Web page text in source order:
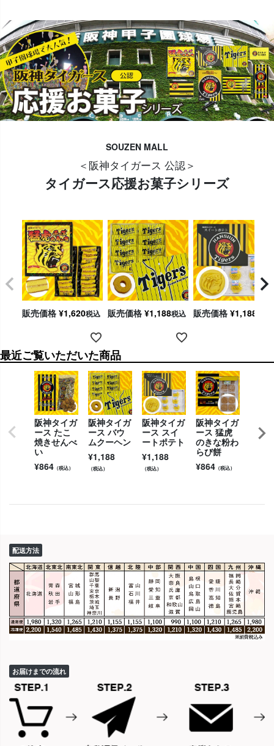
SOUZEN MALL
＜阪神タイガース 公認＞
タイガース応援お菓子シリーズ
販売価格 ¥1,620税込 販売価格 ¥1,188税込 販売価格 ¥1,188
最近ご覧いただいた商品
阪神タイガ
ース たこ
焼きせんべ
い
¥864 （税込）
阪神タイガ
ース バウ
ムクーヘン
¥1,188
（税込）
阪神タイガ
ース スイ
ートポテト
¥1,188
（税込）
阪神タイガ
ース 猛虎
のきな粉わ
らび餅
¥864 （税込）
ース
んべ
配送方法
お届けまでの流れ